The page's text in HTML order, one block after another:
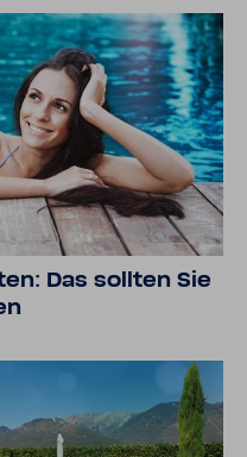
Das sollten Sie